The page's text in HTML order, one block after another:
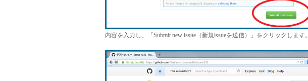
内容を入力し、「Submit new issue（新規issueを送信）」をクリックします。